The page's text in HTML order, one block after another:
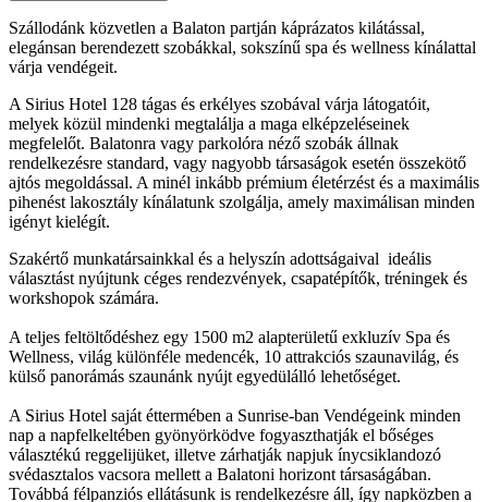
Szállodánk közvetlen a Balaton partján káprázatos kilátással,
elegánsan berendezett szobákkal, sokszínű spa és wellness kínálattal
várja vendégeit.
A Sirius Hotel 128 tágas és erkélyes szobával várja látogatóit,
melyek közül mindenki megtalálja a maga elképzeléseinek
megfelelőt. Balatonra vagy parkolóra néző szobák állnak
rendelkezésre standard, vagy nagyobb társaságok esetén összekötő
ajtós megoldással. A minél inkább prémium életérzést és a maximális
pihenést lakosztály kínálatunk szolgálja, amely maximálisan minden
igényt kielégít.
Szakértő munkatársainkkal és a helyszín adottságaival ideális
választást nyújtunk céges rendezvények, csapatépítők, tréningek és
workshopok számára.
A teljes feltöltődéshez egy 1500 m2 alapterületű exkluzív Spa és
Wellness, világ különféle medencék, 10 attrakciós szaunavilág, és
külső panorámás szaunánk nyújt egyedülálló lehetőséget.
A Sirius Hotel saját éttermében a Sunrise-ban Vendégeink minden
nap a napfelkeltében gyönyörködve fogyaszthatják el bőséges
választékú reggelijüket, illetve zárhatják napjuk ínycsiklandozó
svédasztalos vacsora mellett a Balatoni horizont társaságában.
Továbbá félpanziós ellátásunk is rendelkezésre áll, így napközben a